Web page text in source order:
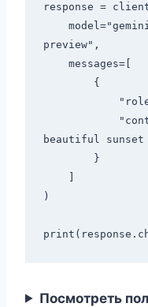
response =
preview",
beautiful sunset
)
Посмотреть